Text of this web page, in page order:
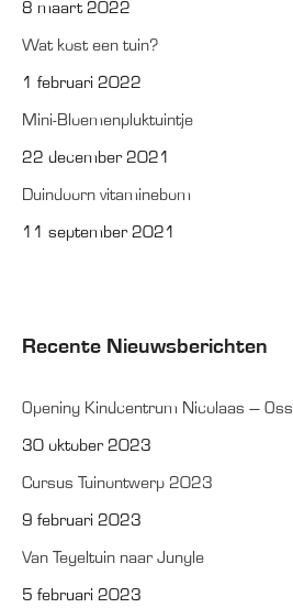
8 maart 2022
Wat kost een tuin?
1 februari 2022
Mini-Bloemenpluktuintje
22 december 2021
Duindoorn vitaminebom
11 september 2021
Recente Nieuwsberichten
Opening Kindcentrum Nicolaas – Oss
30 oktober 2023
Cursus Tuinontwerp 2023
9 februari 2023
Van Tegeltuin naar Jungle
5 februari 2023